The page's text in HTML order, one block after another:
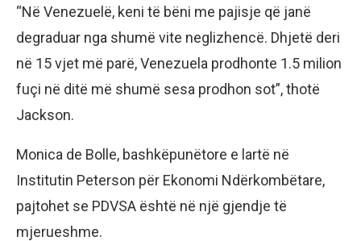
“Në Venezuelë, keni të bëni me pajisje që janë
degraduar nga shumë vite neglizhencë. Dhjetë deri
në 15 vjet më parë, Venezuela prodhonte 1.5 milion
fuçi në ditë më shumë sesa prodhon sot”, thotë
Jackson.
Monica de Bolle, bashkëpunëtore e lartë në
Institutin Peterson për Ekonomi Ndërkombëtare,
pajtohet se PDVSA është në një gjendje të
mjerueshme.